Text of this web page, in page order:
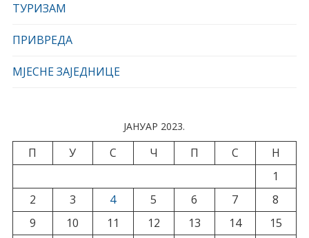
ТУРИЗАМ
ПРИВРЕДА
МЈЕСНЕ ЗАЈЕДНИЦЕ
ЈАНУАР 2023.
П У С Ч П С
Н
1
2
3 4 5 6 7
8
9
10 11 12 13 14
15